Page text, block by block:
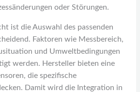
oder Störungen.
ist die Auswahl des passenden
Faktoren wie Messbereich,
und Umweltbedingungen
werden. Hersteller bieten eine
die spezifische
Damit wird die Integration in